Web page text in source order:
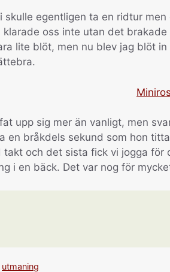
skulle egentligen ta en ridtur
klarade oss inte utan det
lite blöt, men nu blev jag blöt
upp sig mer än vanligt, men
en bråkdels sekund som hon
takt och det sista fick vi jogga
i en bäck. Det var nog för
utmaning